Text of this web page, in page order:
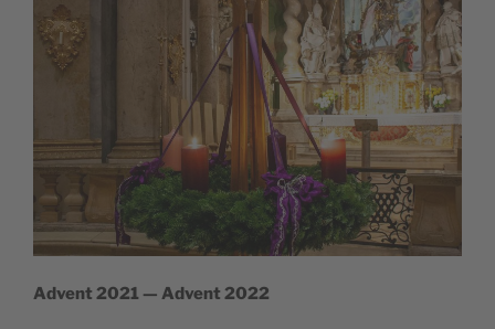
Advent 2021 — Advent 2022